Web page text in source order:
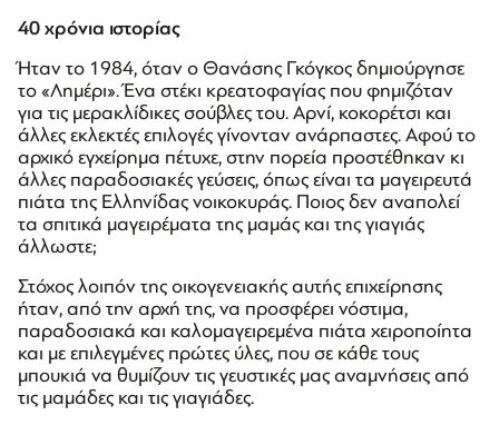
40 χρόνια ιστορίας
Ήταν το 1984, όταν ο Θανάσης Γκόγκος δημιούργησε
το «Λημέρι». Ένα στέκι κρεατοφαγίας που φημιζόταν
για τις μερακλίδικες σούβλες του. Αρνί, κοκορέτσι και
άλλες εκλεκτές επιλογές γίνονταν ανάρπαστες. Αφού το
αρχικό εγχείρημα πέτυχε, στην πορεία προστέθηκαν κι
άλλες παραδοσιακές γεύσεις, όπως είναι τα μαγειρευτά
πιάτα της Ελληνίδας νοικοκυράς. Ποιος δεν αναπολεί
τα σπιτικά μαγειρέματα της μαμάς και της γιαγιάς
άλλωστε;
Στόχος λοιπόν της οικογενειακής αυτής επιχείρησης
ήταν, από την αρχή της, να προσφέρει νόστιμα,
παραδοσιακά και καλομαγειρεμένα πιάτα χειροποίητα
και με επιλεγμένες πρώτες ύλες, που σε κάθε τους
μπουκιά να θυμίζουν τις γευστικές μας αναμνήσεις από
τις μαμάδες και τις γιαγιάδες.